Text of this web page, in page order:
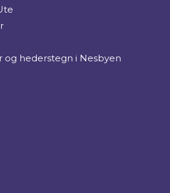
hederstegn i Nesbyen